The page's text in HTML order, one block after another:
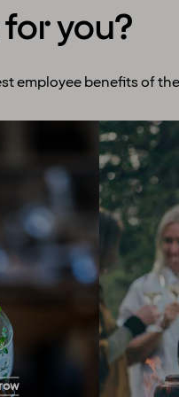
for you?
employee benefits of
hotels
we offer
full-
We
and
to
and